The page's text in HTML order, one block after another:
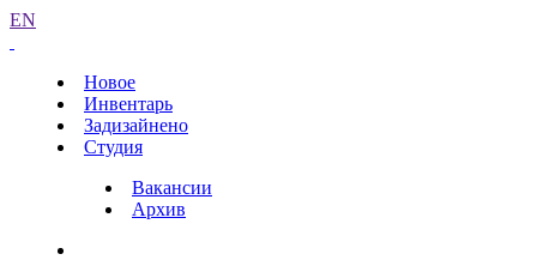
EN
Новое
Инвентарь
Задизайнено
Студия
Вакансии
Архив